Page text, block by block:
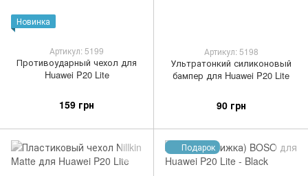
Новинка
Артикул: 5199
Противоударный чехол для
Huawei P20 Lite
159 грн
Артикул: 5198
Ультратонкий силиконовый
бампер для Huawei P20 Lite
90 грн
Подарок